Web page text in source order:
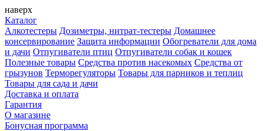
наверх
Каталог
Алкотестеры Дозиметры, нитрат-тестеры Домашнее
консервирование Защита информации Обогреватели для дома
и дачи Отпугиватели птиц Отпугиватели собак и кошек
Полезные товары Средства против насекомых Cредства от
грызунов Терморегуляторы Товары для парников и теплиц
Товары для сада и дачи
Доставка и оплата
Гарантия
О магазине
Бонусная программа